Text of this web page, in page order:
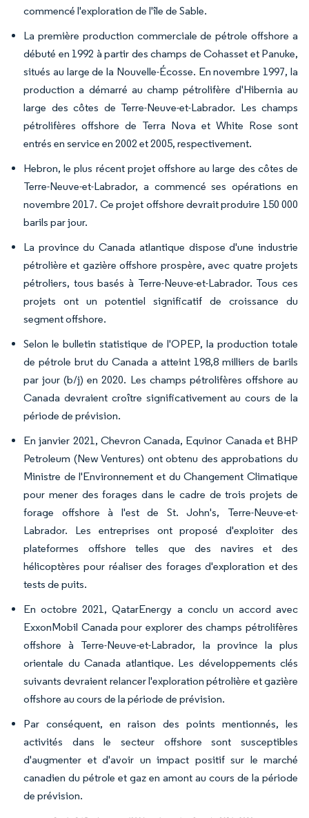
commencé l'exploration de l'île de Sable.
La première production commerciale de pétrole offshore a
débuté en 1992 à partir des champs de Cohasset et Panuke,
situés au large de la Nouvelle-Écosse. En novembre 1997, la
production a démarré au champ pétrolifère d'Hibernia au
large des côtes de Terre-Neuve-et-Labrador. Les champs
pétrolifères offshore de Terra Nova et White Rose sont
entrés en service en 2002 et 2005, respectivement.
Hebron, le plus récent projet offshore au large des côtes de
Terre-Neuve-et-Labrador, a commencé ses opérations en
novembre 2017. Ce projet offshore devrait produire 150 000
barils par jour.
La province du Canada atlantique dispose d'une industrie
pétrolière et gazière offshore prospère, avec quatre projets
pétroliers, tous basés à Terre-Neuve-et-Labrador. Tous ces
projets ont un potentiel significatif de croissance du
segment offshore.
Selon le bulletin statistique de l'OPEP, la production totale
de pétrole brut du Canada a atteint 198,8 milliers de barils
par jour (b/j) en 2020. Les champs pétrolifères offshore au
Canada devraient croître significativement au cours de la
période de prévision.
En janvier 2021, Chevron Canada, Equinor Canada et BHP
Petroleum (New Ventures) ont obtenu des approbations du
Ministre de l'Environnement et du Changement Climatique
pour mener des forages dans le cadre de trois projets de
forage offshore à l'est de St. John's, Terre-Neuve-et-
Labrador. Les entreprises ont proposé d'exploiter des
plateformes offshore telles que des navires et des
hélicoptères pour réaliser des forages d'exploration et des
tests de puits.
En octobre 2021, QatarEnergy a conclu un accord avec
ExxonMobil Canada pour explorer des champs pétrolifères
offshore à Terre-Neuve-et-Labrador, la province la plus
orientale du Canada atlantique. Les développements clés
suivants devraient relancer l'exploration pétrolière et gazière
offshore au cours de la période de prévision.
Par conséquent, en raison des points mentionnés, les
activités dans le secteur offshore sont susceptibles
d'augmenter et d'avoir un impact positif sur le marché
canadien du pétrole et gaz en amont au cours de la période
de prévision.